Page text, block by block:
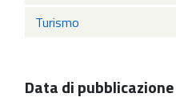
Turismo
Data di pubblicazione